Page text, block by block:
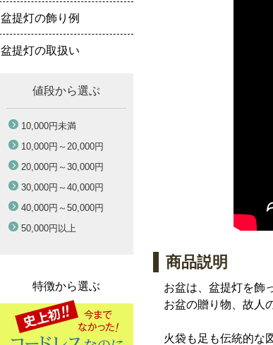
商品説明
お盆は、盆提灯を飾
お盆の贈り物、故人
火袋も足も伝統的な
盆提灯の飾り例
盆提灯の取扱い
値段から選ぶ
10,000円未満
10,000円～ 20,000円
20,000円～ 30,000円
30,000円～ 40,000円
40,000円～ 50,000円
50,000円 以上
特徴から選ぶ